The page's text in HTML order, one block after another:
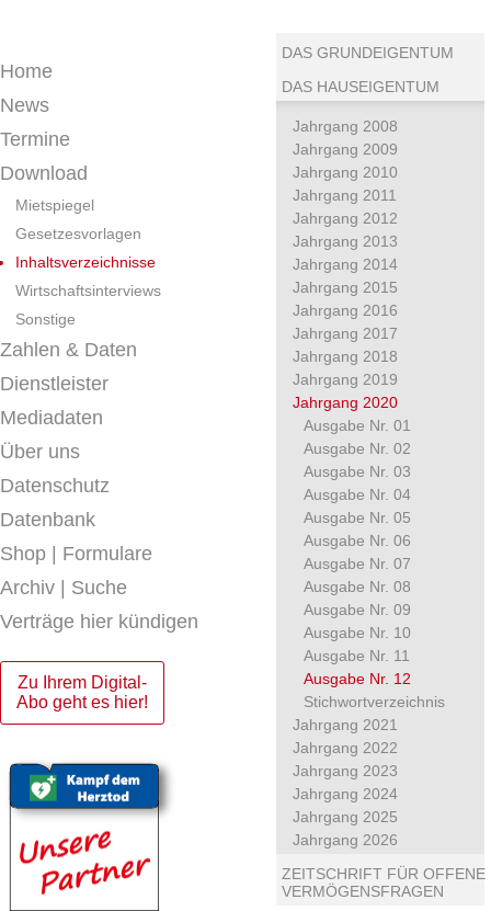
Home
News
Termine
Download
Mietspiegel
Gesetzesvorlagen
Inhaltsverzeichnisse
Wirtschaftsinterviews
Sonstige
Zahlen & Daten
Dienstleister
Mediadaten
Über uns
Datenschutz
Datenbank
Shop | Formulare
Archiv | Suche
Verträge hier kündigen
Zu Ihrem Digital-
Abo geht es hier!
DAS GRUNDEIGENTUM
DAS HAUSEIGENTUM
Jahrgang 2008
Jahrgang 2009
Jahrgang 2010
Jahrgang 2011
Jahrgang 2012
Jahrgang 2013
Jahrgang 2014
Jahrgang 2015
Jahrgang 2016
Jahrgang 2017
Jahrgang 2018
Jahrgang 2019
Jahrgang 2020
Ausgabe Nr. 01
Ausgabe Nr. 02
Ausgabe Nr. 03
Ausgabe Nr. 04
Ausgabe Nr. 05
Ausgabe Nr. 06
Ausgabe Nr. 07
Ausgabe Nr. 08
Ausgabe Nr. 09
Ausgabe Nr. 10
Ausgabe Nr. 11
Ausgabe Nr. 12
Stichwortverzeichnis
Jahrgang 2021
Jahrgang 2022
Jahrgang 2023
Jahrgang 2024
Jahrgang 2025
Jahrgang 2026
ZEITSCHRIFT FÜR OFFENE
VERMÖGENSFRAGEN